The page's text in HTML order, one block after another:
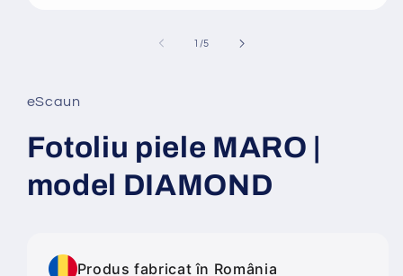
fereastră
modală
1 /din
5
eScaun
Fotoliu piele MARO |
model DIAMOND
Produs fabricat în România